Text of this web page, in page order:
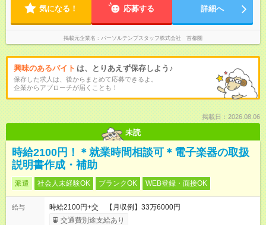
気になる！ 応募する 詳細へ
掲載元企業名 パーソルテンプスタッフ株式会社 首都圏
興味のあるバイト は、とりあえず保存しよう♪
保存した求人は、後からまとめて応募できるよ。
企業からアプローチが届くことも！
掲載日：2026.08.06
未読
時給2100円！＊就業時間相談可＊電子楽器の取扱
説明書作成・補助
派遣 社会人未経験OK ブランクOK WEB登録・面接OK
給与
時給2100円+交 【月収例】33万6000円
交通費別途支給あり